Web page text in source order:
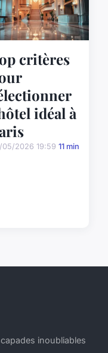
critères
idéal à
05/2026 19:59 11 min
inoubliables